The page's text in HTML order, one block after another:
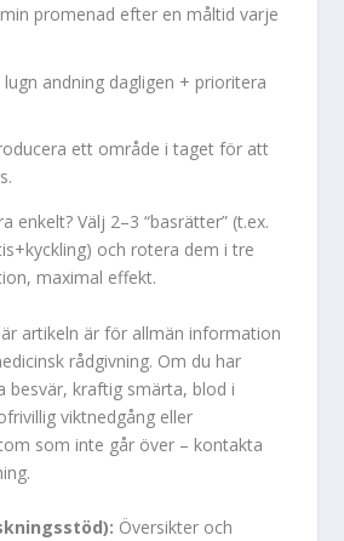
promenad efter en måltid varje
lugn andning dagligen + prioritera
ett område i taget för att
enkelt? Välj 2–3 “basrätter” (t.ex.
och rotera dem i tre
maximal effekt.
artikeln är för allmän information
rådgivning. Om du har
besvär, kraftig smärta, blod i
viktnedgång eller
som inte går över – kontakta
Översikter och